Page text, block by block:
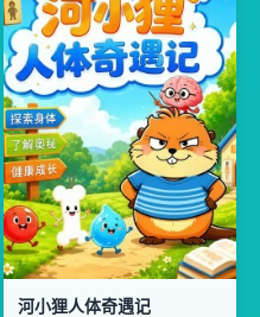
河小狸人体奇遇记